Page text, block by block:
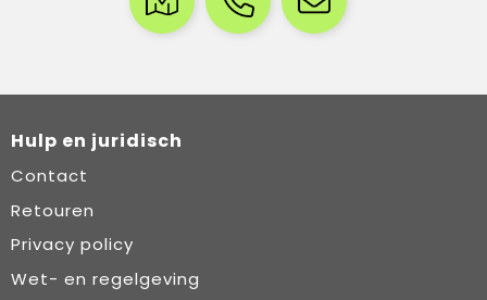
Hulp en juridisch
Contact
Retouren
Privacy policy
Wet- en regelgeving